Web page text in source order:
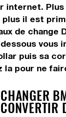
internet.
il est
de change
vous
puis sa
la pour ne